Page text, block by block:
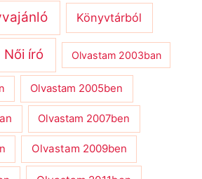
Könyvtárból
Női író Olvastam 2003ban
Olvastam 2005ben
Olvastam 2007ben
Olvastam 2009ben